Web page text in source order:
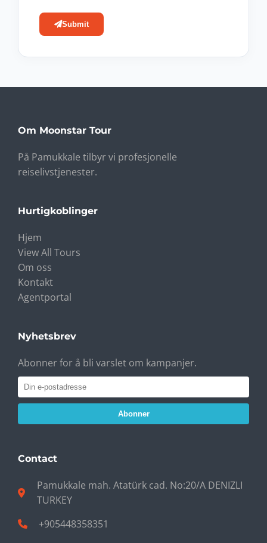
Submit
Om Moonstar Tour
På Pamukkale tilbyr vi profesjonelle
reiselivstjenester.
Hurtigkoblinger
Hjem
View All Tours
Om oss
Kontakt
Agentportal
Nyhetsbrev
Abonner for å bli varslet om kampanjer.
Abonner
Contact
Pamukkale mah. Atatürk cad. No:20/A DENIZLI
TURKEY
+905448358351